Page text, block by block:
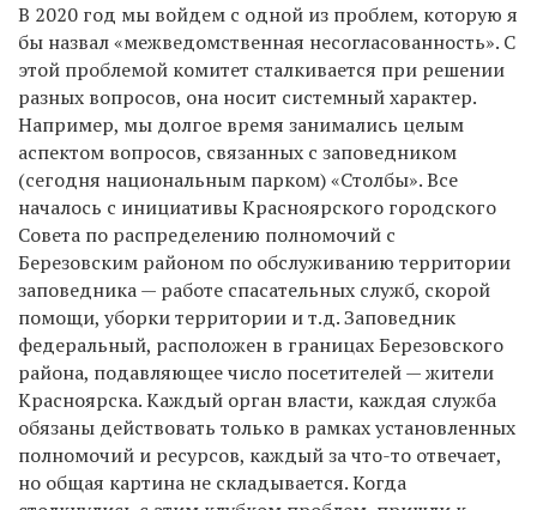
В 2020 год мы войдем с одной из проблем, которую я
бы назвал «межведомственная несогласованность». С
этой проблемой комитет сталкивается при решении
разных вопросов, она носит системный характер.
Например, мы долгое время занимались целым
аспектом вопросов, связанных с заповедником
(сегодня национальным парком) «Столбы». Все
началось с инициативы Красноярского городского
Совета по распределению полномочий с
Березовским районом по обслуживанию территории
заповедника — работе спасательных служб, скорой
помощи, уборки территории и т.д. Заповедник
федеральный, расположен в границах Березовского
района, подавляющее число посетителей — жители
Красноярска. Каждый орган власти, каждая служба
обязаны действовать только в рамках установленных
полномочий и ресурсов, каждый за что-то отвечает,
но общая картина не складывается. Когда